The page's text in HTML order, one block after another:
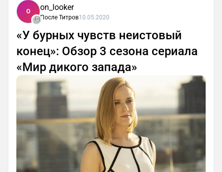
O on_looker
После Титров10.05.2020
«У бурных чувств неистовый
конец»: Обзор 3 сезона сериала
«Мир дикого запада»